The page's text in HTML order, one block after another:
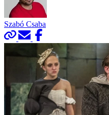
Szabó Csaba